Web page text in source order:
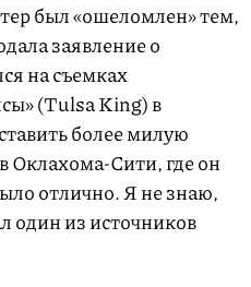
был «ошеломлен» тем,
заявление о
на съемках
(Tulsa King) в
более милую
Оклахома-Сити, где он
отлично. Я не знаю,
один из источников